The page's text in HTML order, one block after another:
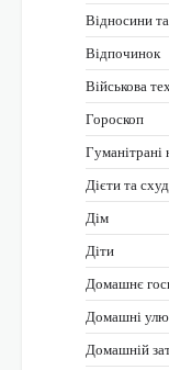
Відносини
Відпочинок
Військова
Гороскоп
Гуманітрані
Дієти та
Дім
Діти
Домашнє
Домашні
Домашній